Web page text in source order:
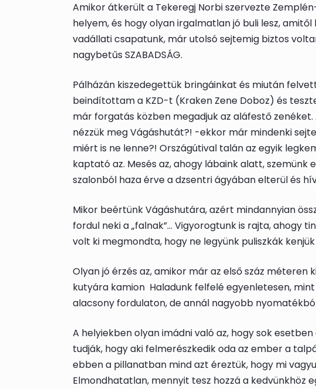
Amikor átkerült a Tekeregj Norbi szervezte
helyem, és hogy olyan irgalmatlan jó buli lesz,
vadállati csapatunk, már utolsó sejtemig biztos
nagybetűs SZABADSÁG.
Pálházán kiszedegettük bringáinkat és miután
beindítottam a KZD-t (Kraken Zene Doboz) és
már forgatás közben megadjuk az aláfestő
nézzük meg Vágáshutát?! -ekkor már mindenki
miért is ne lenne?! Országútival talán az egyik
kaptató az. Mesés az, ahogy lábaink alatt,
szalonból haza érve a dzsentri ágyában elterül és
Mikor beértünk Vágáshutára, azért mindannyian
fordul neki a „falnak”… Vigyorogtunk is rajta, ahogy
volt ki megmondta, hogy ne legyünk puliszkák
Olyan jó érzés az, amikor már az első száz
kutyára kamion Haladunk felfelé egyenletesen,
alacsony fordulaton, de annál nagyobb
A helyiekben olyan imádni való az, hogy sok
tudják, hogy aki felmerészkedik oda az ember a
ebben a pillanatban mind azt éreztük, hogy mi
Elmondhatatlan, mennyit tesz hozzá a kedvünkhöz